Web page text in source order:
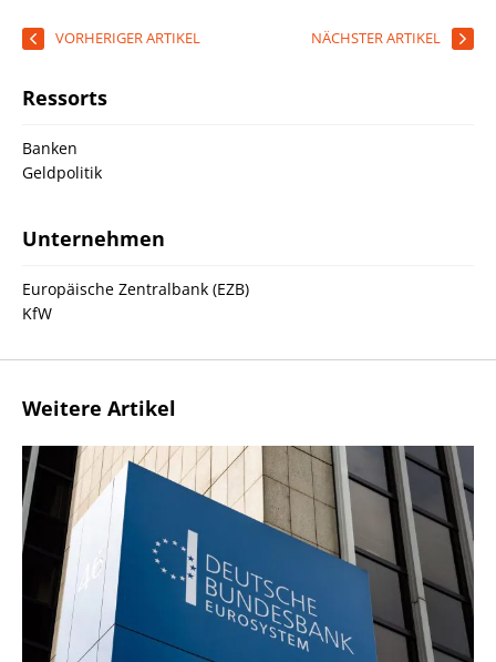
VORHERIGER ARTIKEL NÄCHSTER ARTIKEL
Ressorts
Banken
Geldpolitik
Unternehmen
Europäische Zentralbank (EZB)
KfW
Weitere Artikel